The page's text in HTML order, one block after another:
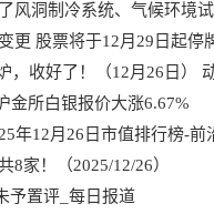
风洞制冷系统、气候环境
更 股票将于12月29日起停
，收好了！（12月26日）
金所白银报价大涨6.67%
年12月26日市值排行榜-前
8家！（2025/12/26）
予置评_每日报道